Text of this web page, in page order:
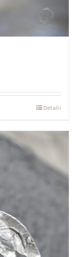
Detalii